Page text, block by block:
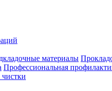
Профессиональная